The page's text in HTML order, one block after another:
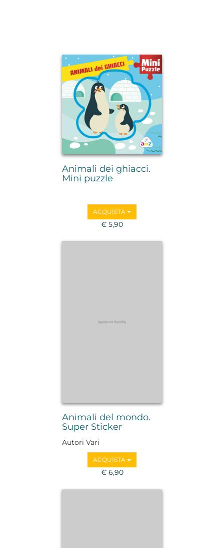
Animali dei ghiacci.
Mini puzzle
ACQUISTA
€ 5,90
Animali del mondo.
Super Sticker
Autori Vari
ACQUISTA
€ 6,90